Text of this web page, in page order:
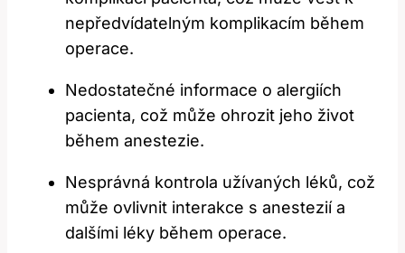
nepředvídatelným komplikacím během
operace.
Nedostatečné informace o alergiích
pacienta, což může ohrozit jeho život
během anestezie.
Nesprávná kontrola užívaných léků, což
může⁤ ovlivnit interakce s anestezií ​a
dalšími léky⁤ během operace.